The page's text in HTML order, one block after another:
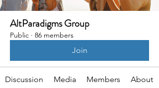
AltParadigms Group
Public · 86 members
Join
Discussion Media Members About